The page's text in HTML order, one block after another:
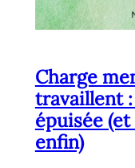
Charge
travaillent
épuisée
enfin)